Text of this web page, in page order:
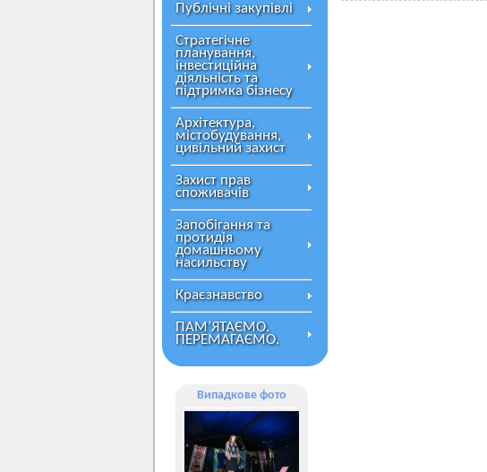
Публічні закупівлі
Стратегічне
планування,
інвестиційна
діяльність та
підтримка бізнесу
Архітектура,
містобудування,
цивільний захист
Захист прав
споживачів
Запобігання та
протидія
домашньому
насильству
Краєзнавство
ПАМ’ЯТАЄМО.
ПЕРЕМАГАЄМО.
Випадкове фото